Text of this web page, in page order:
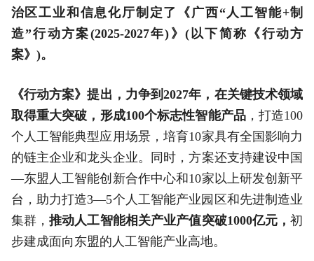
治区工业和信息化厅制定了《广西“人工智能+制
造”行动方案(2025-2027年)》(以下简称《行动方
案》)。
《行动方案》提出，力争到2027年，在关键技术领域
取得重大突破，形成100个标志性智能产品 ，打造100
个人工智能典型应用场景，培育10家具有全国影响力
的链主企业和龙头企业。同时，方案还支持建设中国
—东盟人工智能创新合作中心和10家以上研发创新平
台，助力打造3—5个人工智能产业园区和先进制造业
集群， 推动人工智能相关产业产值突破1000亿元，初
步建成面向东盟的人工智能产业高地。